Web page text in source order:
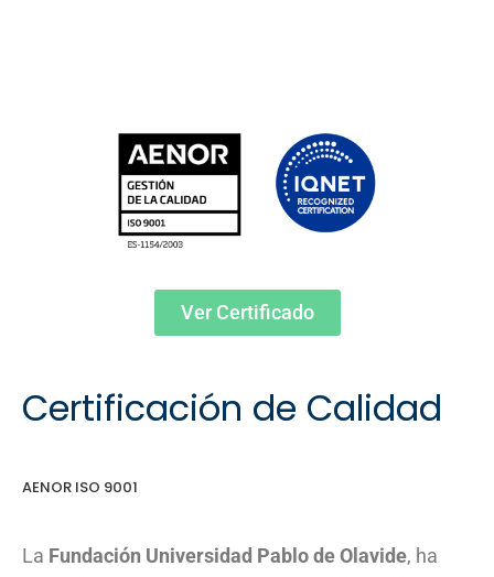
Ver Certificado
Certificación de Calidad
AENOR ISO 9001
La Fundación Universidad Pablo de Olavide, ha